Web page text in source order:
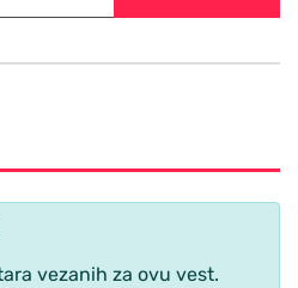
vezanih za ovu vest.